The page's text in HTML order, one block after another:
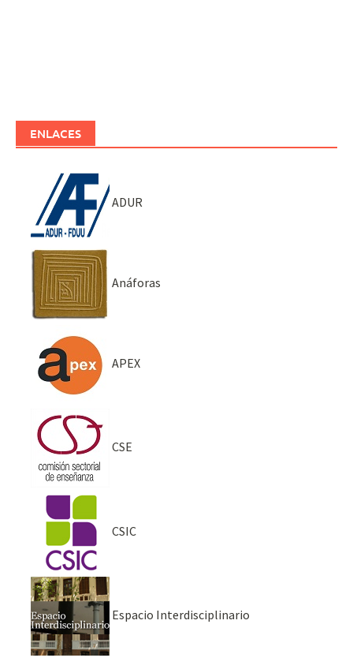
ENLACES
ADUR
Anáforas
APEX
CSE
CSIC
Espacio Interdisciplinario